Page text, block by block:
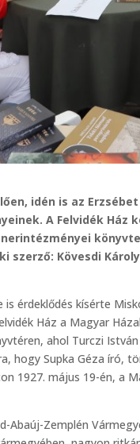
idén is az
A Felvidék
szerző: Kövesdi
is érdeklődés kísérte
Ház a Magyar
ahol Turczi
hogy Supka Géza író,
1927. május 19-én, a
Abaúj-Zemplén